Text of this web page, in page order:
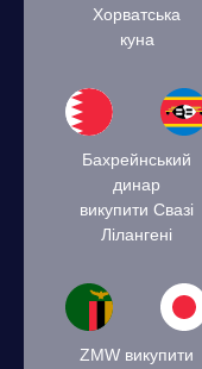
Хорватська
куна
Бахрейнський
динар
викупити Свазі
Лілангені
ZMW викупити